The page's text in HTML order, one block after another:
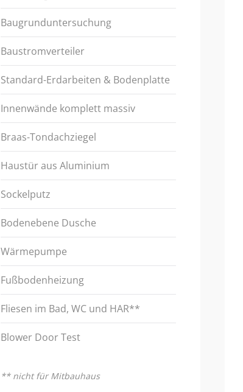
Baugrunduntersuchung
Baustromverteiler
Standard-Erdarbeiten & Bodenplatte
Innenwände komplett massiv
Braas-Tondachziegel
Haustür aus Aluminium
Sockelputz
Bodenebene Dusche
Wärmepumpe
Fußbodenheizung
Fliesen im Bad, WC und HAR**
Blower Door Test
** nicht für Mitbauhaus